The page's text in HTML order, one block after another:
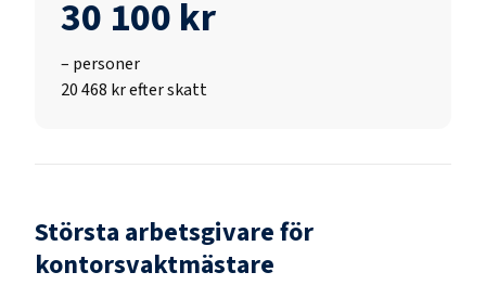
30 100 kr
– personer
20 468 kr efter skatt
Största arbetsgivare för
kontorsvaktmästare